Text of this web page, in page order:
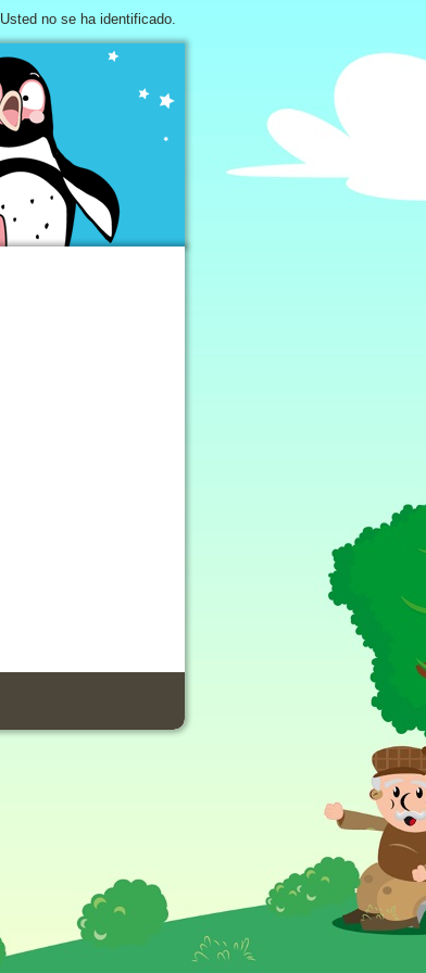
Usted no se ha identificado.